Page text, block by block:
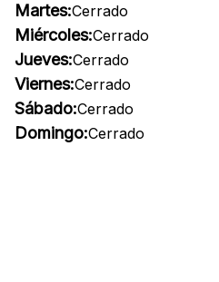
Martes:Cerrado
Miércoles:Cerrado
Jueves:Cerrado
Viernes:Cerrado
Sábado:Cerrado
Domingo:Cerrado